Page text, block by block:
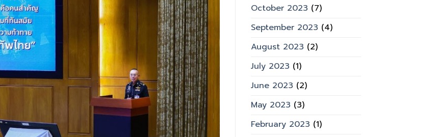
October 2023 (7)
September 2023 (4)
August 2023 (2)
July 2023 (1)
June 2023 (2)
May 2023 (3)
February 2023 (1)